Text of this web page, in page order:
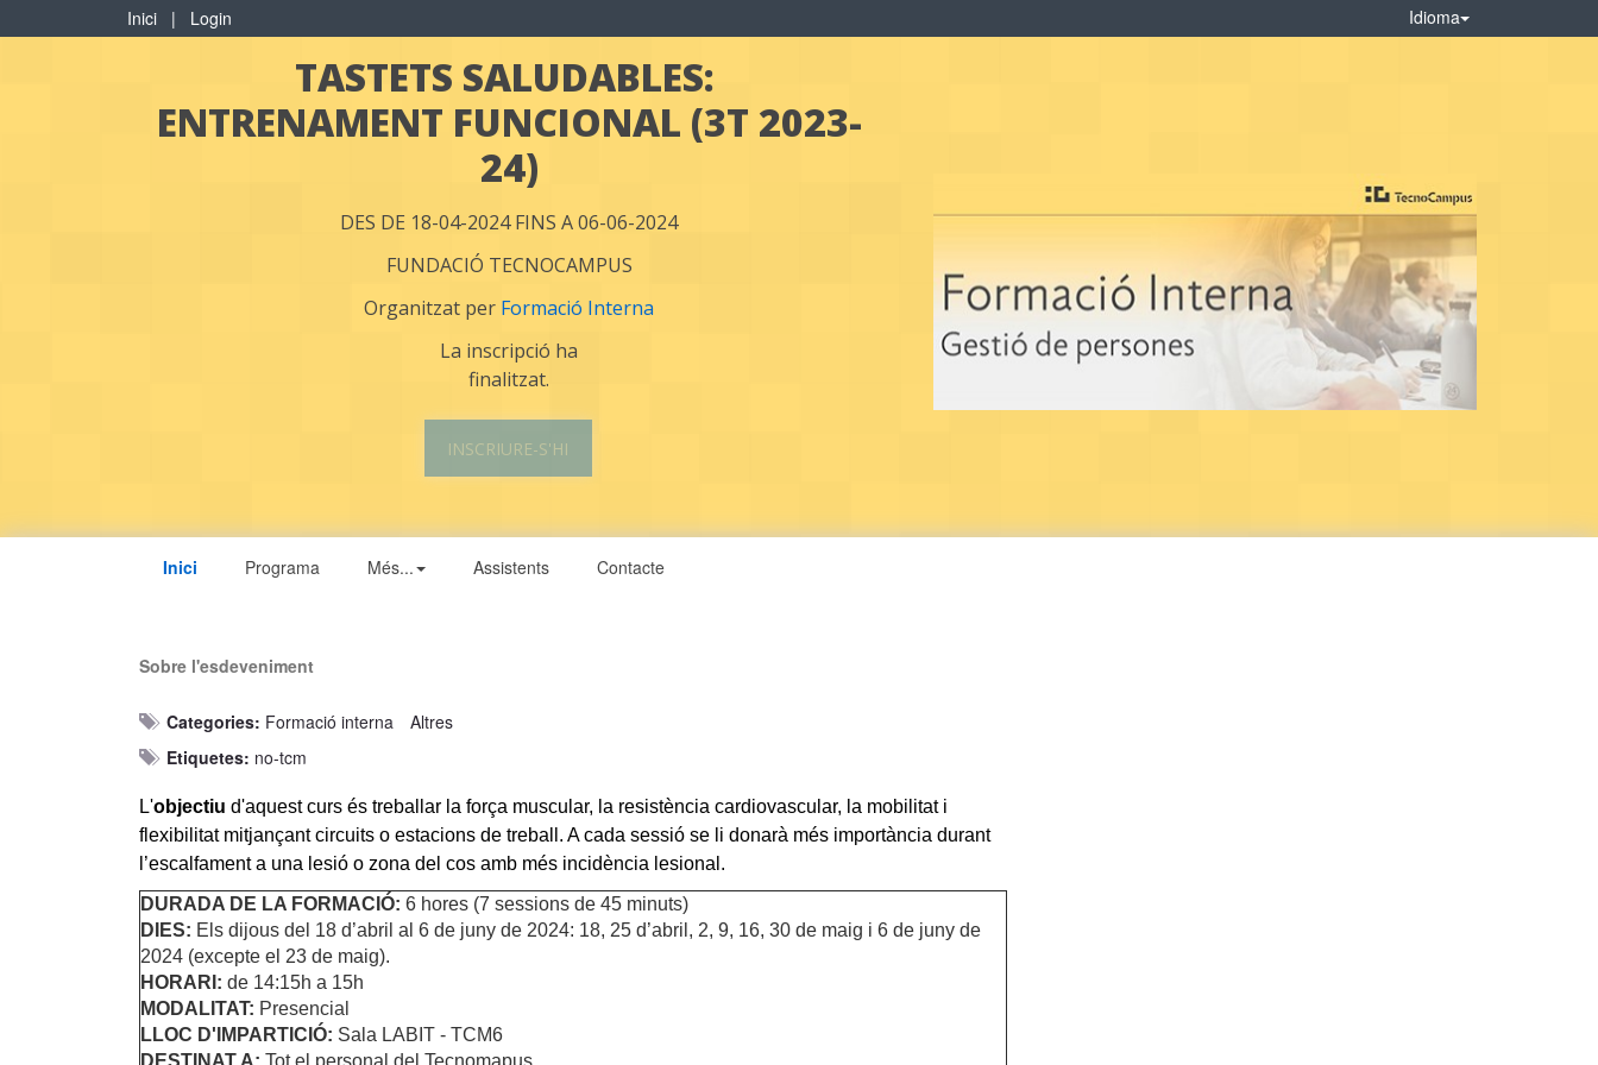
Inici | Login Idioma
TASTETS SALUDABLES:
ENTRENAMENT FUNCIONAL (3T 2023-
24)
DES DE 18-04-2024 FINS A 06-06-2024
FUNDACIÓ TECNOCAMPUS
Organitzat per Formació Interna
La inscripció ha
finalitzat.
INSCRIURE-S'HI
Inici Programa Més... Assistents Contacte
Sobre l'esdeveniment
Categories: Formació interna
Altres
Etiquetes: no-tcm
L'objectiu d'aquest curs és treballar la força muscular, la resistència cardiovascular, la mobilitat i
flexibilitat mitjançant circuits o estacions de treball. A cada sessió se li donarà més importància durant
l’escalfament a una lesió o zona del cos amb més incidència lesional.
DURADA DE LA FORMACIÓ: 6 hores (7 sessions de 45 minuts)
DIES: Els dijous del 18 d’abril al 6 de juny de 2024: 18, 25 d’abril, 2, 9, 16, 30 de maig i 6 de juny de
2024 (excepte el 23 de maig).
HORARI: de 14:15h a 15h
MODALITAT: Presencial
LLOC D'IMPARTICIÓ: Sala LABIT - TCM6
DESTINAT A: Tot el personal del Tecnomapus